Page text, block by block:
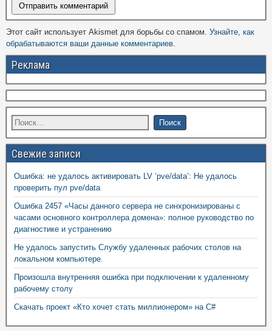
Этот сайт использует Akismet для борьбы со спамом. Узнайте, как
обрабатываются ваши данные комментариев.
Реклама
Свежие записи
Ошибка: не удалось активировать LV ‘pve/data’: Не удалось
проверить пул pve/data
Ошибка 2457 «Часы данного сервера не синхронизированы с
часами основного контроллера домена»: полное руководство по
диагностике и устранению
Не удалось запустить Службу удаленных рабочих столов на
локальном компьютере.
Произошла внутренняя ошибка при подключении к удаленному
рабочему столу
Скачать проект «Кто хочет стать миллионером» на C#